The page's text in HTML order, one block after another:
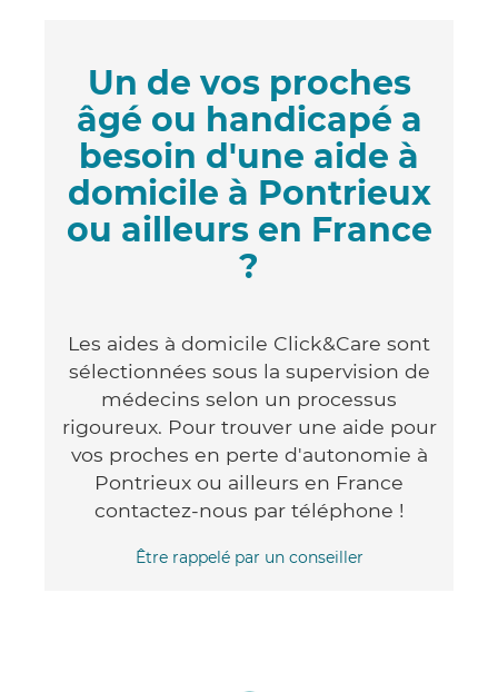
Un de vos proches
âgé ou handicapé a
besoin d'une aide à
domicile à Pontrieux
ou ailleurs en France
?
Les aides à domicile Click&Care sont
sélectionnées sous la supervision de
médecins selon un processus
rigoureux. Pour trouver une aide pour
vos proches en perte d'autonomie à
Pontrieux ou ailleurs en France
contactez-nous par téléphone !
Être rappelé par un conseiller